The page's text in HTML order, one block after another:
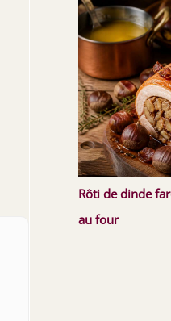
Rôti de dinde
au four